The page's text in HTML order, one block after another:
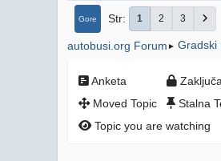
Gore Str 1 2 3
autobusi.org Forum ► Gradski
Anketa
Moved Topic
Stalna
Topic you are watching